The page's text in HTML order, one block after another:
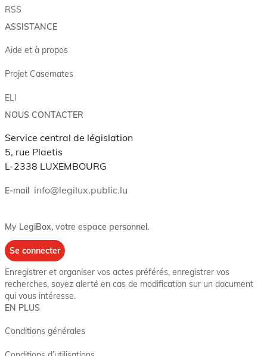
RSS
ASSISTANCE
Aide et à propos
Projet Casemates
ELI
NOUS CONTACTER
Service central de législation
5, rue Plaetis
L-2338 LUXEMBOURG
E-mail info@legilux.public.lu
My LegiBox, votre espace personnel.
Se connecter
Enregistrer et organiser vos actes préférés, enregistrer vos
recherches, soyez alerté en cas de modification sur un document
qui vous intéresse.
EN PLUS
Conditions générales